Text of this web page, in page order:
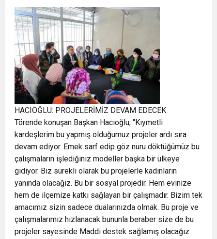
HACIOĞLU: PROJELERİMİZ DEVAM EDECEK
Törende konuşan Başkan Hacıoğlu; “Kıymetli
kardeşlerim bu yapmış olduğumuz projeler ardı sıra
devam ediyor. Emek sarf edip göz nuru döktüğümüz bu
çalışmaların işlediğiniz modeller başka bir ülkeye
gidiyor. Biz sürekli olarak bu projelerle kadınların
yanında olacağız. Bu bir sosyal projedir. Hem evinize
hem de ilçemize katkı sağlayan bir çalışmadır. Bizim tek
amacımız sizin sadece dualarınızda olmak. Bu proje ve
çalışmalarımız hızlanacak bununla beraber size de bu
projeler sayesinde Maddi destek sağlamış olacağız.